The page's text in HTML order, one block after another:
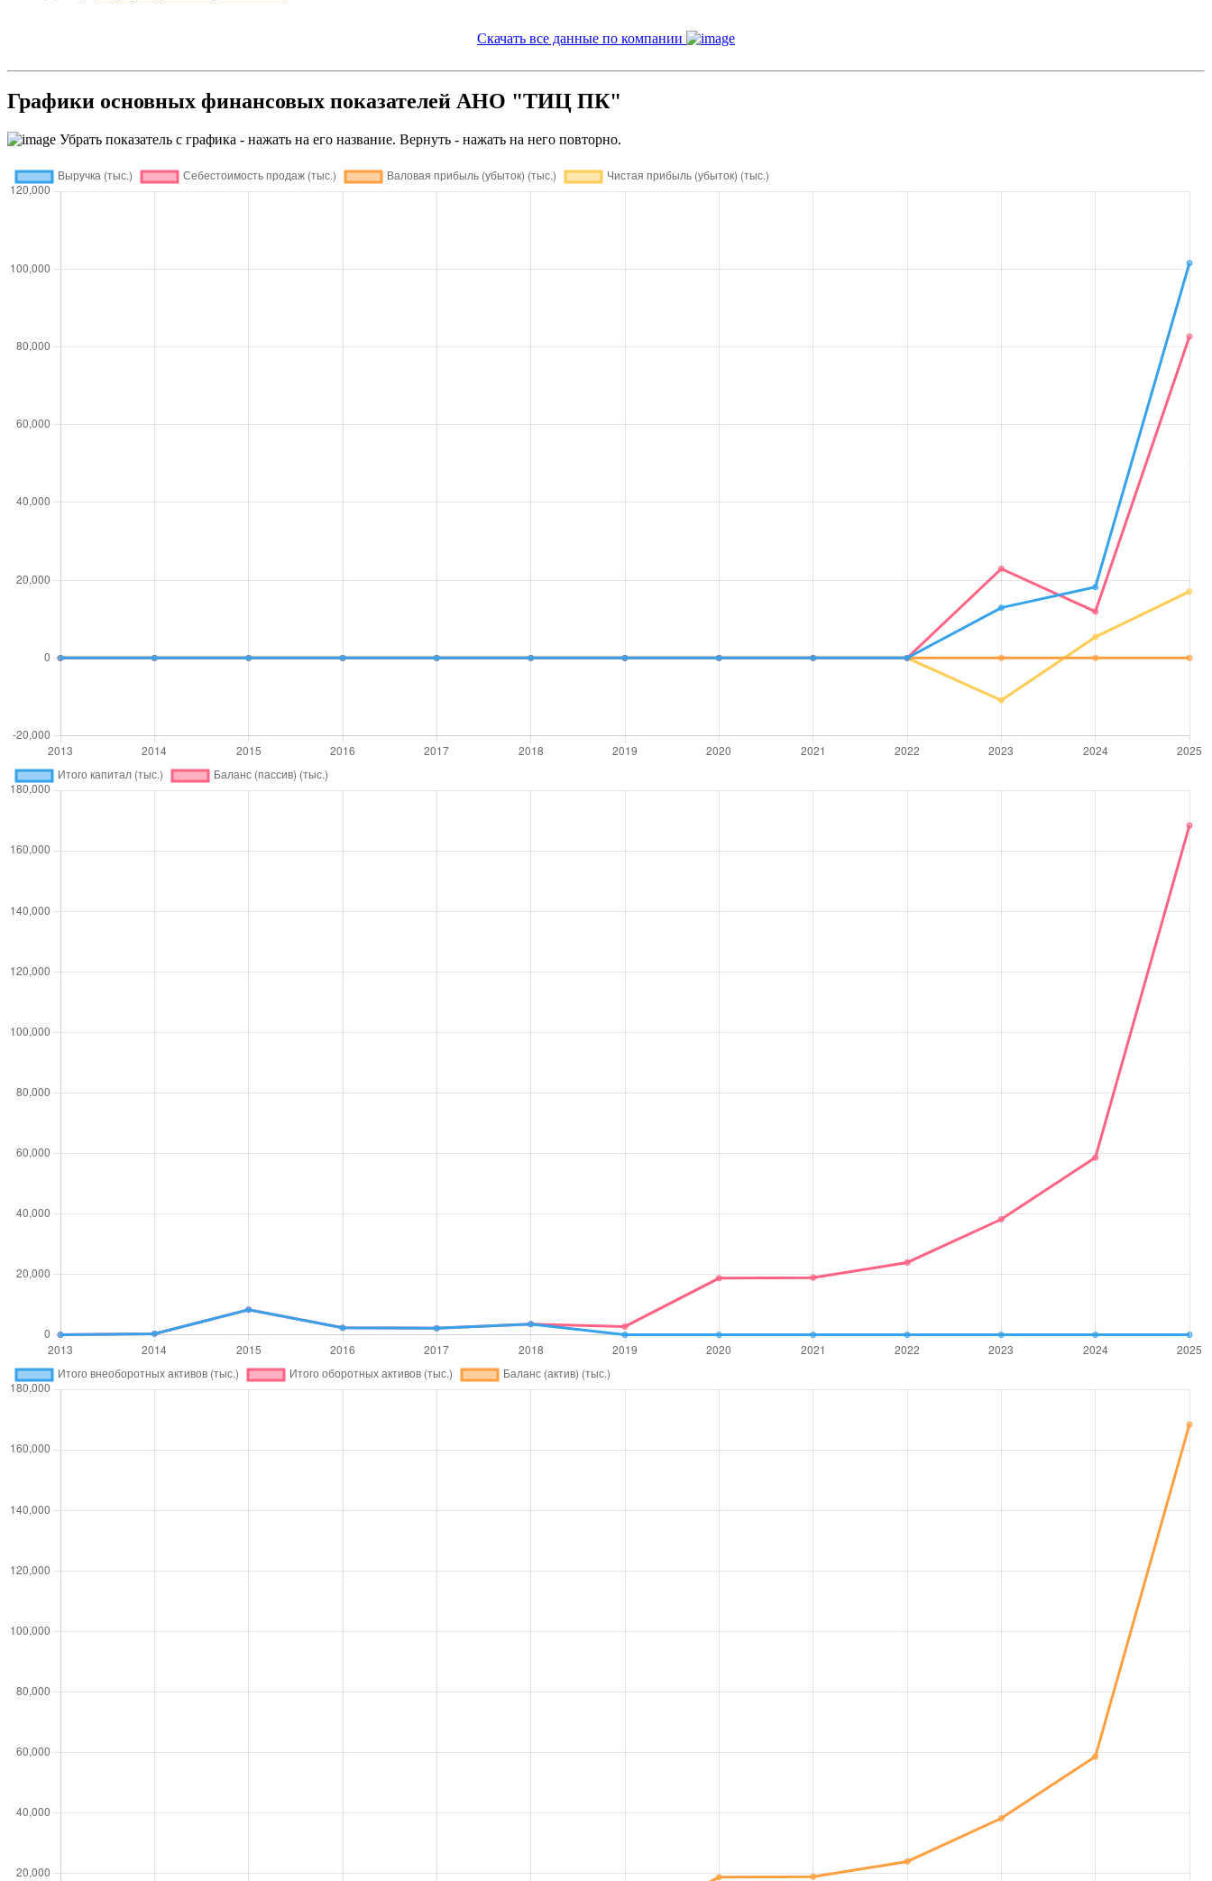
Скачать все данные по компании
Графики основных финансовых показателей АНО "ТИЦ ПК"
Убрать показатель с графика - нажать на его название. Вернуть - нажать на него повторно.